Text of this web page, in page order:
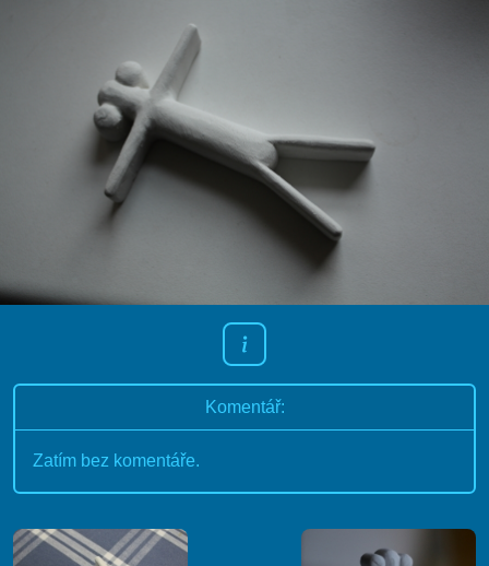
Komentář:
Zatím bez komentáře.